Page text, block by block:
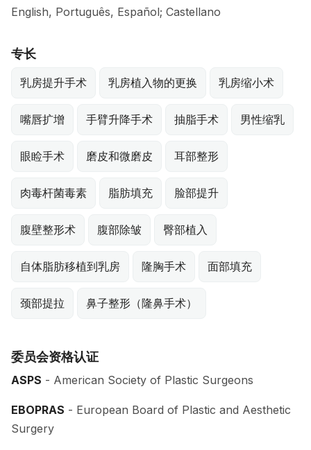
English, Português, Español; Castellano
专长
乳房提升手术 乳房植入物的更换 乳房缩小术
嘴唇扩增 手臂升降手术 抽脂手术 男性缩乳
眼睑手术 磨皮和微磨皮 耳部整形
肉毒杆菌毒素 脂肪填充 脸部提升
腹壁整形术 腹部除皱 臀部植入
自体脂肪移植到乳房 隆胸手术 面部填充
颈部提拉 鼻子整形（隆鼻手术）
委员会资格认证
ASPS - American Society of Plastic Surgeons
EBOPRAS - European Board of Plastic and Aesthetic
Surgery